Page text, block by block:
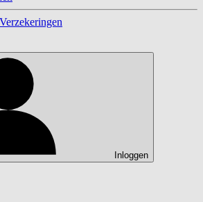
Inloggen